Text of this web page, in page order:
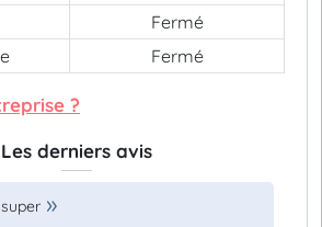
Fermé
Fermé
?
Les derniers avis